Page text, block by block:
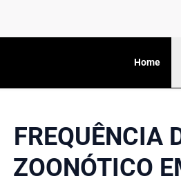
Home
FREQUÊNCIA
ZOONÓTICO